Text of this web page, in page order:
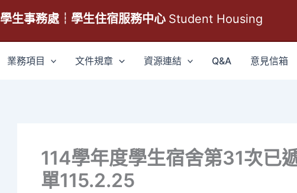
學生事務處┆學生住宿服務中心 Student Housing
業務項目 文件規章 資源連結 Q&A 意見信箱
114學年度學生宿舍第31次已
單115.2.25